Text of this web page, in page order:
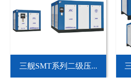
三舰SMT系列二级压...